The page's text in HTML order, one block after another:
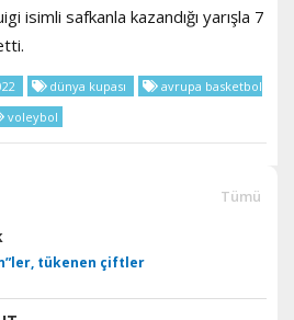
isimli safkanla kazandığı yarışla 7
dünya kupası
avrupa basketbol
voleybol
Tümü
tükenen çiftler